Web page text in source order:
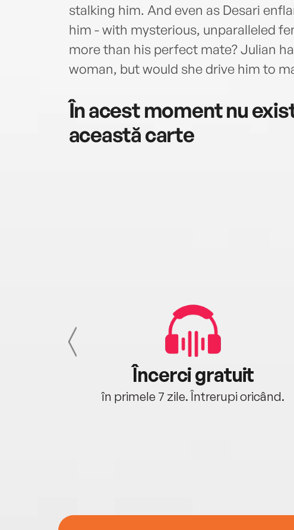
stalking him. And even as Desari
him - with mysterious, unparalleled
more than his perfect mate? Julian
woman, but would she drive him to
În acest moment nu
această carte
Încerci gratuit
în primele 7 zile. Întrerupi oricând.